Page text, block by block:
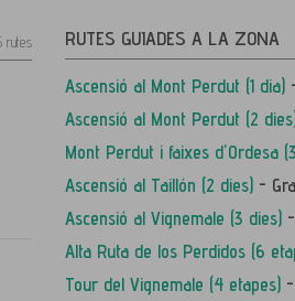
rutes RUTES GUIADES A LA ZONA
Ascensió al Mont Perdut (1 dia)
Ascensió al Mont Perdut (2
Mont Perdut i faixes d'Ordesa
Ascensió al Taillón (2 dies) -
Ascensió al Vignemale (3 dies)
Alta Ruta de los Perdidos (6
Tour del Vignemale (4 etapes)